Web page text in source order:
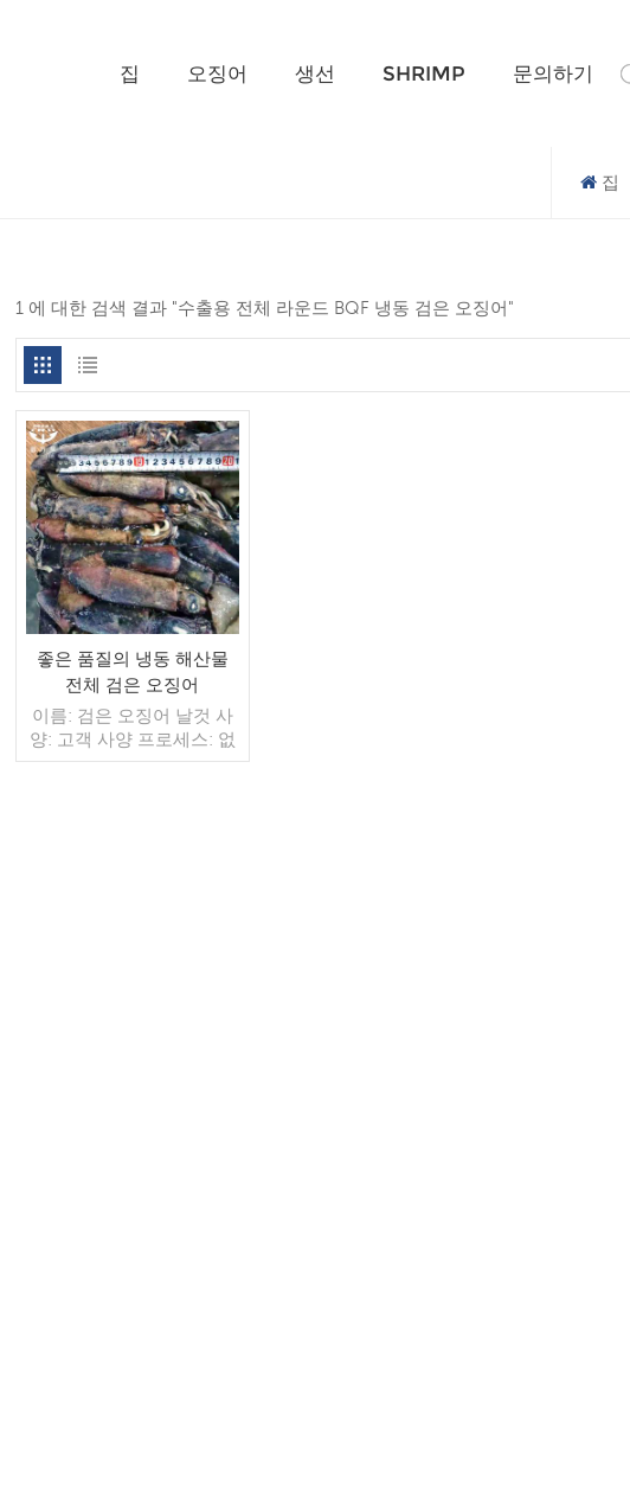
집 오징어 생선 SHRIMP 문의하기
집
1 에 대한 검색 결과 "수출용 전체 라운드 BQF 냉동 검은 오징어"
좋은 품질의 냉동 해산물
전체 검은 오징어
이름: 검은 오징어 날것 사
양: 고객 사양 프로세스: 없
음 유약: BQF 40%(맞춤형)